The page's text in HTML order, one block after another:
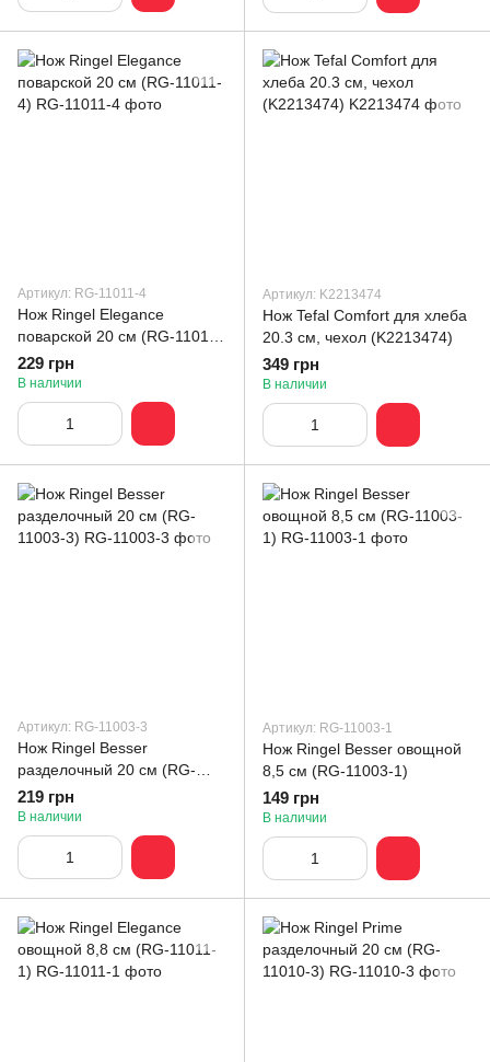
Артикул: RG-11011-4
Нож Ringel Elegance
поварской 20 см (RG-11011-
4)
229 грн
В наличии
Артикул: K2213474
Нож Tefal Comfort для хлеба
20.3 см, чехол (K2213474)
349 грн
В наличии
Артикул: RG-11003-3
Нож Ringel Besser
разделочный 20 см (RG-
11003-3)
219 грн
В наличии
Артикул: RG-11003-1
Нож Ringel Besser овощной
8,5 см (RG-11003-1)
149 грн
В наличии